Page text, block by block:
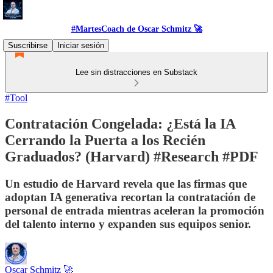
#MartesCoach de Oscar Schmitz 🚀
Suscribirse
Iniciar sesión
Lee sin distracciones en Substack
#Tool
Contratación Congelada: ¿Está la IA
Cerrando la Puerta a los Recién
Graduados? (Harvard) #Research #PDF
Un estudio de Harvard revela que las firmas que
adoptan IA generativa recortan la contratación de
personal de entrada mientras aceleran la promoción
del talento interno y expanden sus equipos senior.
Oscar Schmitz 🚀